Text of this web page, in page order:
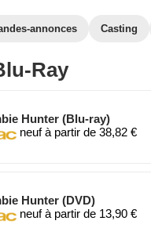
annonces Casting
Ray
Hunter (Blu-ray)
neuf à partir de 38,82 €
Hunter (DVD)
neuf à partir de 13,90 €